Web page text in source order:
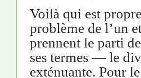
Voilà qui est
problème de l’un
prennent le parti
ses termes — le
exténuante. Pour